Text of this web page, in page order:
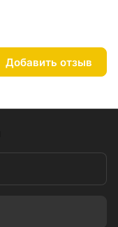
Добавить отзыв